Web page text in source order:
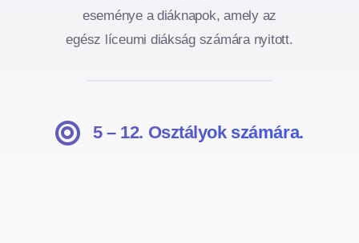
eseménye a diáknapok, amely az
egész líceumi diákság számára nyitott.
5 – 12. Osztályok számára.